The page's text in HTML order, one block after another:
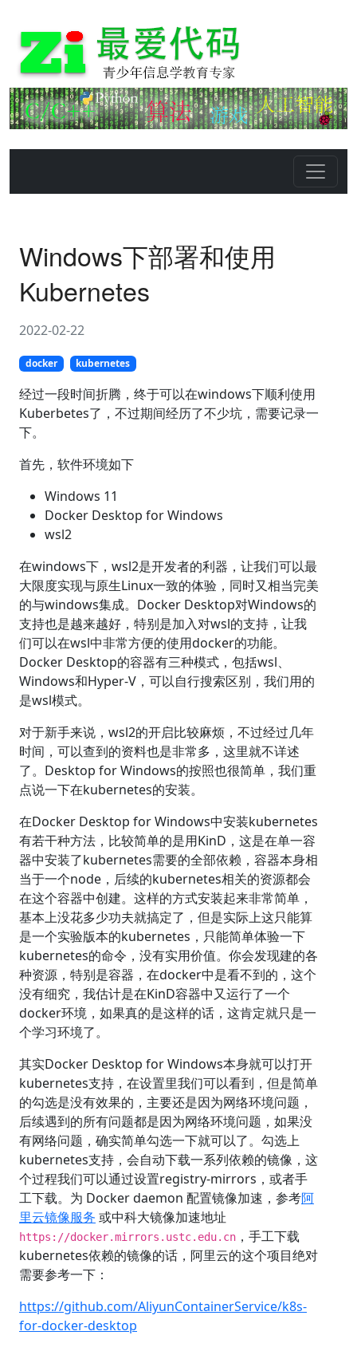
Windows下部署和使用
Kubernetes
2022-02-22
docker kubernetes
经过一段时间折腾，终于可以在windows下顺利使用
Kuberbetes了，不过期间经历了不少坑，需要记录一
下。
首先，软件环境如下
Windows 11
Docker Desktop for Windows
wsl2
在windows下，wsl2是开发者的利器，让我们可以最
大限度实现与原生Linux一致的体验，同时又相当完美
的与windows集成。Docker Desktop对Windows的
支持也是越来越好，特别是加入对wsl的支持，让我
们可以在wsl中非常方便的使用docker的功能。
Docker Desktop的容器有三种模式，包括wsl、
Windows和Hyper-V，可以自行搜索区别，我们用的
是wsl模式。
对于新手来说，wsl2的开启比较麻烦，不过经过几年
时间，可以查到的资料也是非常多，这里就不详述
了。Desktop for Windows的按照也很简单，我们重
点说一下在kubernetes的安装。
在Docker Desktop for Windows中安装kubernetes
有若干种方法，比较简单的是用KinD，这是在单一容
器中安装了kubernetes需要的全部依赖，容器本身相
当于一个node，后续的kubernetes相关的资源都会
在这个容器中创建。这样的方式安装起来非常简单，
基本上没花多少功夫就搞定了，但是实际上这只能算
是一个实验版本的kubernetes，只能简单体验一下
kubernetes的命令，没有实用价值。你会发现建的各
种资源，特别是容器，在docker中是看不到的，这个
没有细究，我估计是在KinD容器中又运行了一个
docker环境，如果真的是这样的话，这肯定就只是一
个学习环境了。
其实Docker Desktop for Windows本身就可以打开
kubernetes支持，在设置里我们可以看到，但是简单
的勾选是没有效果的，主要还是因为网络环境问题，
后续遇到的所有问题都是因为网络环境问题，如果没
有网络问题，确实简单勾选一下就可以了。勾选上
kubernetes支持，会自动下载一系列依赖的镜像，这
个过程我们可以通过设置registry-mirrors，或者手
工下载。为 Docker daemon 配置镜像加速，参考阿
里云镜像服务 或中科大镜像加速地址
https://docker.mirrors.ustc.edu.cn ，手工下载
kubernetes依赖的镜像的话，阿里云的这个项目绝对
需要参考一下：
https://github.com/AliyunContainerService/k8s-
for-docker-desktop